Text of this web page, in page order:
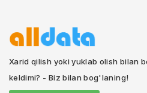
Xarid qilish yoki yuklab olish bilan
keldimi? - Biz bilan bog'laning!